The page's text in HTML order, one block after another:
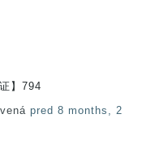
】794
pred 8 months, 2